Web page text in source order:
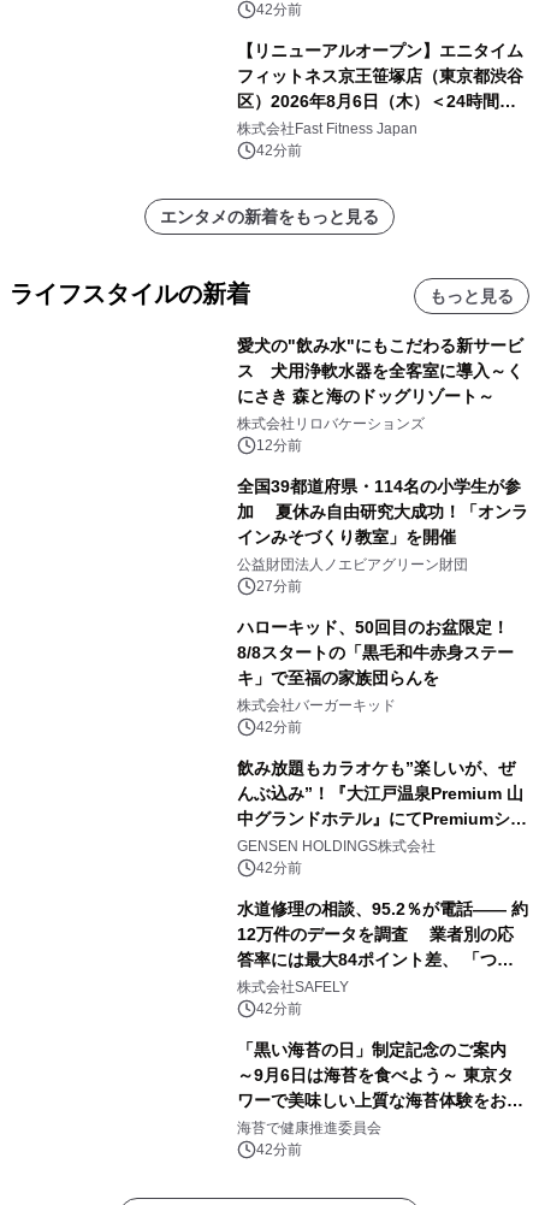
42分前
【リニューアルオープン】エニタイム
フィットネス京王笹塚店（東京都渋谷
区）2026年8月6日（木）＜24時間年
中無休のフィットネスジム＞
株式会社Fast Fitness Japan
42分前
エンタメの新着をもっと見る
ライフスタイルの新着 もっと見る
愛犬の"飲み水"にもこだわる新サービ
ス 犬用浄軟水器を全客室に導入～く
にさき 森と海のドッグリゾート～
株式会社リロバケーションズ
12分前
全国39都道府県・114名の小学生が参
加 夏休み自由研究大成功！「オンラ
インみそづくり教室」を開催
公益財団法人ノエビアグリーン財団
27分前
ハローキッド、50回目のお盆限定！
8/8スタートの「黒毛和牛赤身ステー
キ」で至福の家族団らんを
株式会社バーガーキッド
42分前
飲み放題もカラオケも”楽しいが、ぜ
んぶ込み”！『大江戸温泉Premium 山
中グランドホテル』にてPremiumシリ
ーズ初のオールインクルーシブ導入
GENSEN HOLDINGS株式会社
42分前
水道修理の相談、95.2％が電話―― 約
12万件のデータを調査 業者別の応
答率には最大84ポイント差、 「つな
がりやすさ」も選定基準に
株式会社SAFELY
42分前
「黒い海苔の日」制定記念のご案内
～9月6日は海苔を食べよう～ 東京タ
ワーで美味しい上質な海苔体験をお届
けします！
海苔で健康推進委員会
42分前